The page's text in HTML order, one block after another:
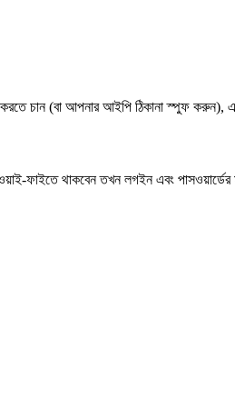
চান (বা আপনার আইপি ঠিকানা স্পুফ করুন),
ফাইতে থাকবেন তখন লগইন এবং